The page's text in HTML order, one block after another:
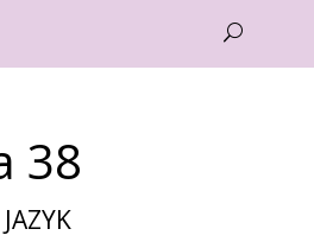
U
38